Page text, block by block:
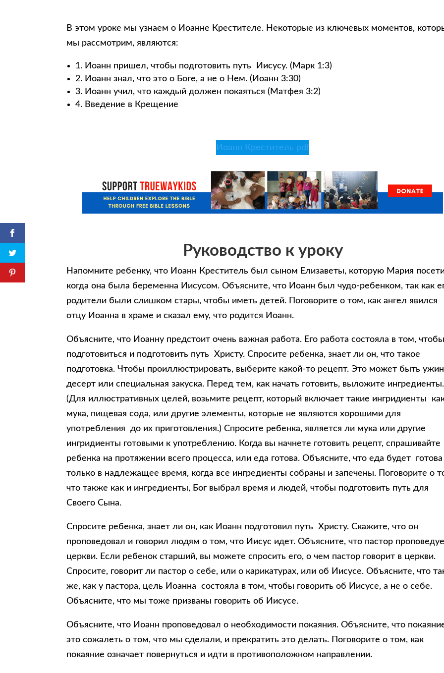
В этом уроке мы узнаем о Иоанне Крестителе. Некоторые из ключевых моментов,
мы рассмотрим, являются:
1. Иоанн пришел, чтобы подготовить путь Иисусу. (Марк 1:3)
2. Иоанн знал, что это о Боге, а не о Нем. (Иоанн 3:30)
3. Иоанн учил, что каждый должен покаяться (Матфея 3:2)
4. Введение в Крещение
Иоанн Креститель pdf
Руководство к уроку
Напомните ребенку, что Иоанн Креститель был сыном Елизаветы, которую Мария
когда она была беременна Иисусом. Объясните, что Иоанн был чудо-ребенком, так как
родители были слишком стары, чтобы иметь детей. Поговорите о том, как ангел явился
отцу Иоанна в храме и сказал ему, что родится Иоанн.
Объясните, что Иоанну предстоит очень важная работа. Его работа состояла в том,
подготовиться и подготовить путь Христу. Спросите ребенка, знает ли он, что такое
подготовка. Чтобы проиллюстрировать, выберите какой-то рецепт. Это может быть
десерт или специальная закуска. Перед тем, как начать готовить, выложите ингредиенты.
(Для иллюстративных целей, возьмите рецепт, который включает такие ингридиенты
мука, пищевая сода, или другие элементы, которые не являются хорошими для
употребления до их приготовления.) Спросите ребенка, является ли мука или другие
ингридиенты готовыми к употреблению. Когда вы начнете готовить рецепт, спрашивайте
ребенка на протяжении всего процесса, или еда готова. Объясните, что еда будет готова
только в надлежащее время, когда все ингредиенты собраны и запечены. Поговорите о
что также как и ингредиенты, Бог выбрал время и людей, чтобы подготовить путь для
Своего Сына.
Спросите ребенка, знает ли он, как Иоанн подготовил путь Христу. Скажите, что он
проповедовал и говорил людям о том, что Иисус идет. Объясните, что пастор
церкви. Если ребенок старший, вы можете спросить его, о чем пастор говорит в церкви.
Спросите, говорит ли пастор о себе, или о карикатурах, или об Иисусе. Объясните, что
же, как у пастора, цель Иоанна состояла в том, чтобы говорить об Иисусе, а не о себе.
Объясните, что мы тоже призваны говорить об Иисусе.
Объясните, что Иоанн проповедовал о необходимости покаяния. Объясните, что
это сожалеть о том, что мы сделали, и прекратить это делать. Поговорите о том, как
покаяние означает повернуться и идти в противоположном направлении.